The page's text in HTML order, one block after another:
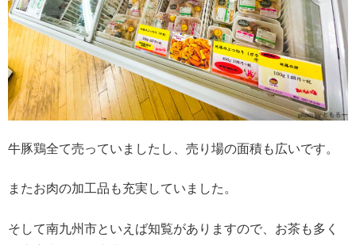
牛豚鶏全て売っていましたし、売り場の面積も広いです。
またお肉の加工品も充実していました。
そして南九州市といえば知覧がありますので、お茶も多く